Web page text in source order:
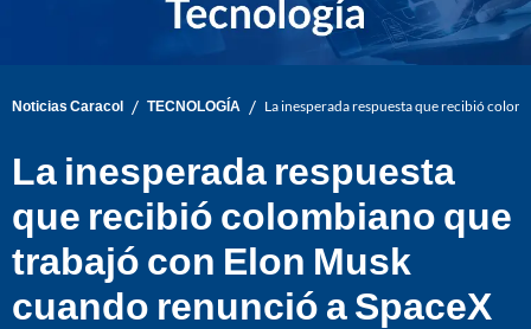
Noticias Caracol / TECNOLOGÍA / La inesperada respuesta que recibió
La inesperada respuesta
que recibió colombiano que
trabajó con Elon Musk
cuando renunció a SpaceX